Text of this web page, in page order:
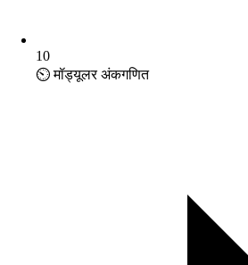
10
⏲️ मॉड्यूलर अंकगणित